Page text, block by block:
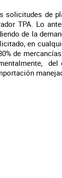
de
TPA. Lo
de la
en
de